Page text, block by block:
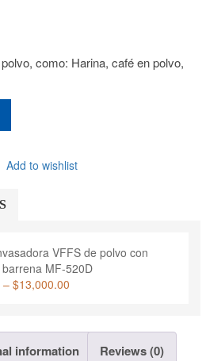
como: Harina, café en polvo,
Add to wishlist
VFFS de polvo con
MF-520D
– $13,000.00Price
through
$13,000.00
information Reviews (0)